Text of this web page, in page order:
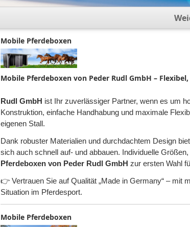
Mobile Pferdeboxen
Mobile Pferdeboxen von Peder Rudl GmbH –
Rudl GmbH ist Ihr zuverlässiger Partner, wenn es um
Konstruktion, einfache Handhabung und maximale
eigenen Stall.
Dank robuster Materialien und durchdachtem Design
sich auch schnell auf- und abbauen. Individuelle
Pferdeboxen von Peder Rudl GmbH zur ersten Wahl
👉 Vertrauen Sie auf Qualität „Made in Germany“ – mit
Situation im Pferdesport.
Mobile Pferdeboxen